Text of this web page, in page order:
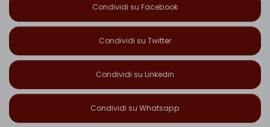
Condividi su Facebook
Condividi su Twitter
Condividi su Linkedin
Condividi su Whatsapp